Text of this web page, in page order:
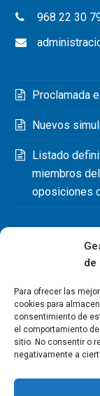
de
Para ofrecer las
cookies para
consentimiento de
el comportamiento
sitio. No consentir o
negativamente a
968 22 30
Proclamada
Nuevos
Listado
miembros
oposiciones